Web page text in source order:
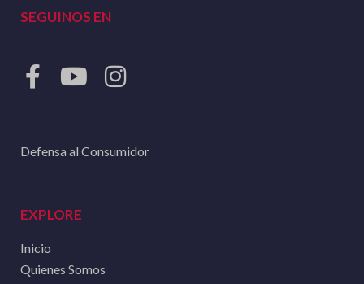
SEGUINOS EN
Defensa al Consumidor
EXPLORE
Inicio
Quienes Somos